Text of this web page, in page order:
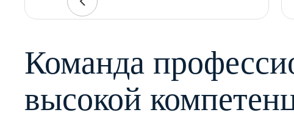
Команда
высокой